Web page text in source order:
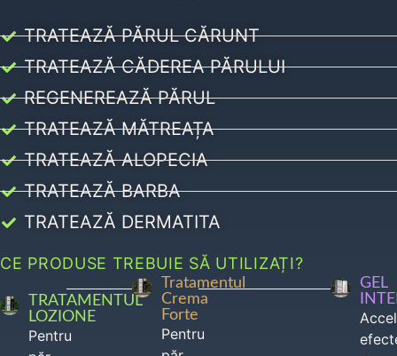
TRATEAZĂ PĂRUL CĂRUNT
TRATEAZĂ CĂDEREA PĂRULUI
REGENEREAZĂ PĂRUL
TRATEAZĂ MĂTREAȚA
TRATEAZĂ ALOPECIA
TRATEAZĂ BARBA
TRATEAZĂ DERMATITA
CE PRODUSE TREBUIE SĂ UTILIZAȚI?
TRATAMENTUL
LOZIONE
Pentru
Tratamentul
Crema
Forte
Pentru
GEL